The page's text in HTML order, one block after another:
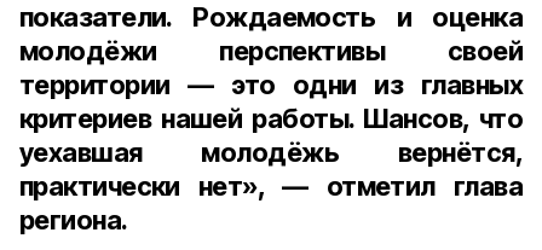
показатели. Рождаемость и оценка
молодёжи перспективы своей
территории — это одни из главных
критериев нашей работы. Шансов, что
уехавшая молодёжь вернётся,
практически нет», — отметил глава
региона.